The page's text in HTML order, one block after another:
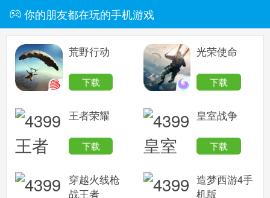
你的朋友都在玩的手机游戏
荒野行动
下载
光荣使命
下载
王者荣耀
下载
皇室战争
下载
穿越火线枪
战王者
造梦西游4手
机版